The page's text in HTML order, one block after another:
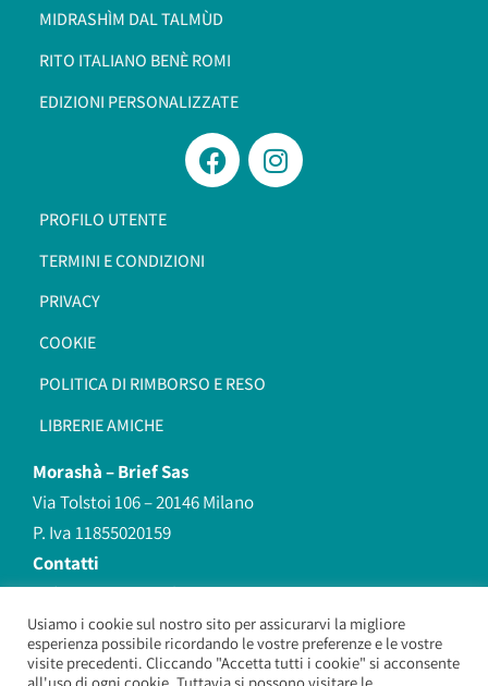
MIDRASHÌM DAL TALMÙD
RITO ITALIANO BENÈ ROMI​
EDIZIONI PERSONALIZZATE
PROFILO UTENTE
TERMINI E CONDIZIONI
PRIVACY
COOKIE
POLITICA DI RIMBORSO E RESO
LIBRERIE AMICHE
Morashà –Brief Sas
Via Tolstoi 106 – 20146 Milano
P. Iva 11855020159
Contatti
redazione@morasha.it
339 8596707
(anche Whatsapp)
Usiamo i cookie sul nostro sito per assicurarvi la migliore
esperienza possibile ricordando le vostre preferenze e le vostre
visite precedenti. Cliccando "Accetta tutti i cookie" si acconsente